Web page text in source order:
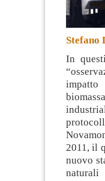
Stefano
In
impatto
2011, il
nuovo